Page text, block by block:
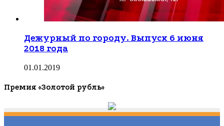
Дежурный по городу. Выпуск 6 июня
2018 года
01.01.2019
Премия «Золотой рубль»